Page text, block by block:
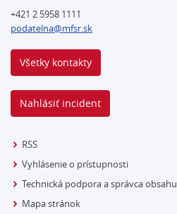
+421 2 5958 1111
podatelna@mfsr.sk
Všetky kontakty
Nahlásiť incident
RSS
Vyhlásenie o prístupnosti
Technická podpora a správca obsahu
Mapa stránok